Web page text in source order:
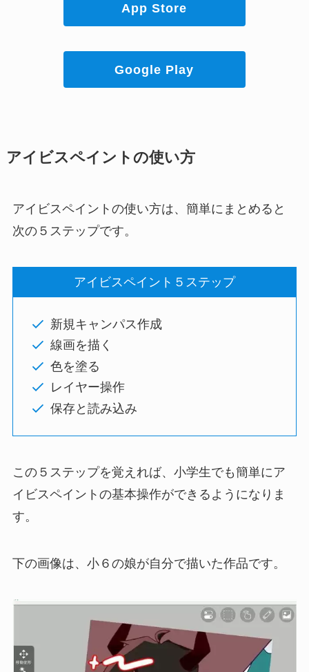
App Store
Google Play
アイビスペイントの使い方
アイビスペイントの使い方は、簡単にまとめると
次の５ステップです。
アイビスペイント５ステップ
新規キャンパス作成
線画を描く
色を塗る
レイヤー操作
保存と読み込み
この５ステップを覚えれば、小学生でも簡単にア
イビスペイントの基本操作ができるようになりま
す。
下の画像は、小６の娘が自分で描いた作品です。